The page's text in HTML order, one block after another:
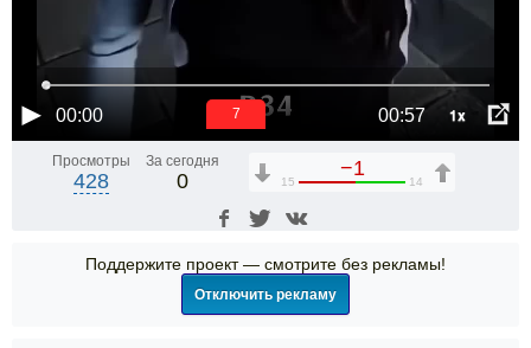
00:00 00:57 1x
6
Просмотры
428
За сегодня
0
−1
15 14
Поддержите проект — смотрите без рекламы!
Отключить рекламу